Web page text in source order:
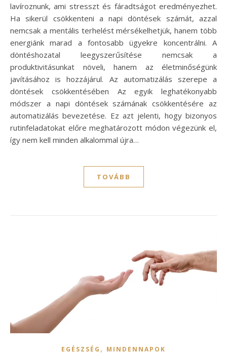
lavíroznunk, ami stresszt és fáradtságot eredményezhet.
Ha sikerül csökkenteni a napi döntések számát, azzal
nemcsak a mentális terhelést mérsékelhetjük, hanem több
energiánk marad a fontosabb ügyekre koncentrálni. A
döntéshozatal leegyszerűsítése nemcsak a
produktivitásunkat növeli, hanem az életminőségünk
javításához is hozzájárul. Az automatizálás szerepe a
döntések csökkentésében Az egyik leghatékonyabb
módszer a napi döntések számának csökkentésére az
automatizálás bevezetése. Ez azt jelenti, hogy bizonyos
rutinfeladatokat előre meghatározott módon végezünk el,
így nem kell minden alkalommal újra…
TOVÁBB
EGÉSZSÉG , MINDENNAPOK